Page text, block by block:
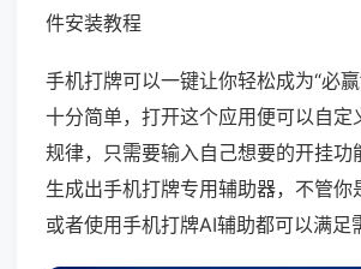
件安装教程
手机打牌可以一键让你轻松成为“必
十分简单，打开这个应用便可以自定
规律，只需要输入自己想要的开挂功
生成出手机打牌专用辅助器，不管你
或者使用手机打牌AI辅助都可以满足